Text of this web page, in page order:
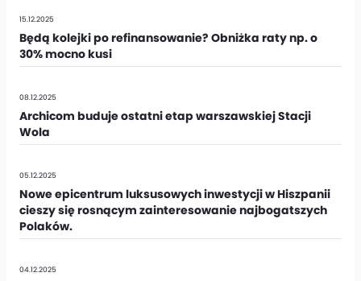
15.12.2025
Będą kolejki po refinansowanie? Obniżka raty np. o
30% mocno kusi
08.12.2025
Archicom buduje ostatni etap warszawskiej Stacji
Wola
05.12.2025
Nowe epicentrum luksusowych inwestycji w Hiszpanii
cieszy się rosnącym zainteresowanie najbogatszych
Polaków.
04.12.2025